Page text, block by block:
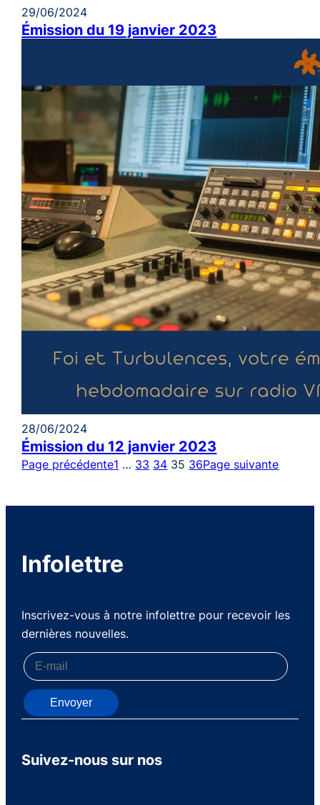
29/06/2024
Émission du 19 janvier 2023
28/06/2024
Émission du 12 janvier 2023
Page précédente1 … 33 34 35 36Page suivante
Infolettre
Inscrivez-vous à notre infolettre pour recevoir les
dernières nouvelles.
Envoyer
Suivez-nous sur nos